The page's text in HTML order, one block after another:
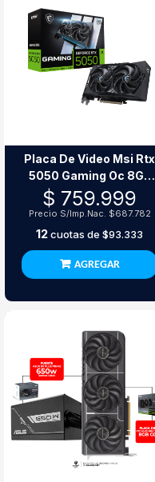
Placa De Video Msi Rtx
5050 Gaming Oc 8Gb
Gddr6
$ 759.999
Precio S/Imp.Nac. $687.782
12cuotas de $93.333
AGREGAR